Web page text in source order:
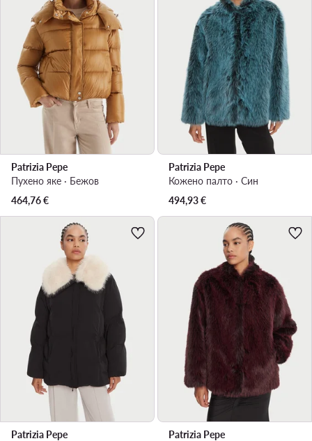
Patrizia Pepe
Пухено яке · Бежов
464,76€
Patrizia Pepe
Кожено палто · Син
494,93€
Patrizia Pepe
Patrizia Pepe